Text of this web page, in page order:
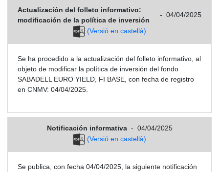
Actualización del folleto informativo:
modificación de la política de inversión
- 04/04/2025
(Versió en castellà)
Se ha procedido a la actualización del folleto informativo, al
objeto de modificar la política de inversión del fondo
SABADELL EURO YIELD, FI BASE, con fecha de registro
en CNMV: 04/04/2025.
Notificación informativa - 04/04/2025
(Versió en castellà)
Se publica, con fecha 04/04/2025, la siguiente notificación